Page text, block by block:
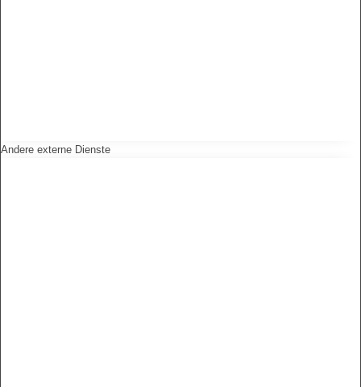
Andere externe Dienste